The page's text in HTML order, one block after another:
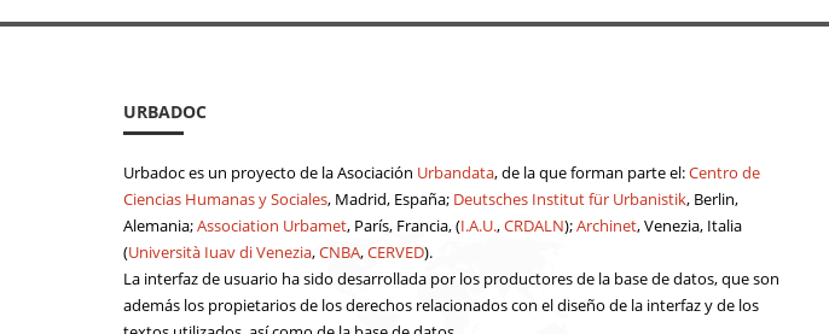
URBADOC
Urbadoc es un proyecto de la Asociación Urbandata, de la que forman parte el:Centro de
Ciencias Humanas y Sociales, Madrid, España; Deutsches Institut für Urbanistik, Berlin,
Alemania;Association Urbamet, París, Francia, (I.A.U.,CRDALN);Archinet, Venezia, Italia
(Università Iuav di Venezia,CNBA,CERVED).
La interfaz de usuario ha sido desarrollada por los productores de la base de datos, que son
además los propietarios de los derechos relacionados con el diseño de la interfaz y de los